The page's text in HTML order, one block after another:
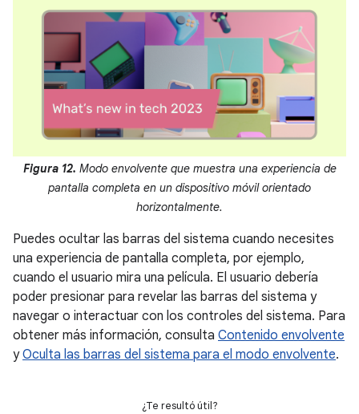
Figura 12. Modo envolvente que muestra una experiencia de
pantalla completa en un dispositivo móvil orientado
horizontalmente.
Puedes ocultar las barras del sistema cuando necesites
una experiencia de pantalla completa, por ejemplo,
cuando el usuario mira una película. El usuario debería
poder presionar para revelar las barras del sistema y
navegar o interactuar con los controles del sistema. Para
obtener más información, consulta Contenido envolvente
yOculta las barras del sistema para el modo envolvente.
¿Te resultó útil?